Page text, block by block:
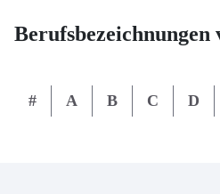
Berufsbezeichnungen
# A B C D